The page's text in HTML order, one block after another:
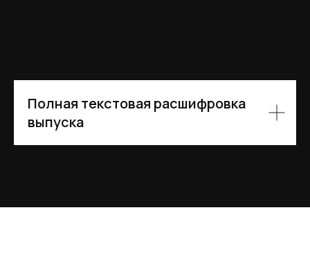
Полная текстовая расшифровка
выпуска